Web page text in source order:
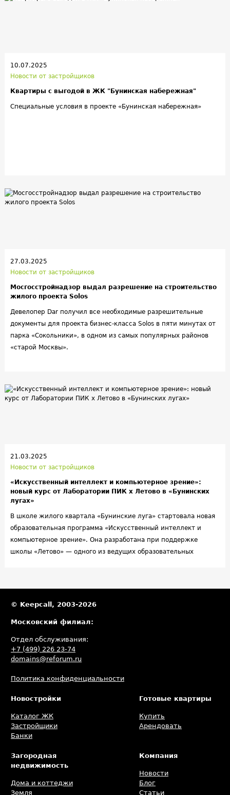
10.07.2025
Новости от застройщиков
Квартиры с выгодой в ЖК "Бунинская набережная"
Специальные условия в проекте «Бунинская набережная»
27.03.2025
Новости от застройщиков
Мосгосстройнадзор выдал разрешение на строительство
жилого проекта Solos
Девелопер Dar получил все необходимые разрешительные
документы для проекта бизнес-класса Solos в пяти минутах от
парка «Сокольники», в одном из самых популярных районов
«старой Москвы».
21.03.2025
Новости от застройщиков
«Искусственный интеллект и компьютерное зрение»:
новый курс от Лаборатории ПИК х Летово в «Бунинских
лугах»
В школе жилого квартала «Бунинские луга» стартовала новая
образовательная программа «Искусственный интеллект и
компьютерное зрение». Она разработана при поддержке
школы «Летово» — одного из ведущих образовательных
и раскроют свой потенциал в мире технологий и инноваций.
© Keepcall, 2003-2026
Московский филиал:
Отдел обслуживания:
+7 (499) 226 23-74
domains@reforum.ru
Политика конфиденциальности
Новостройки
Каталог ЖК
Застройщики
Банки
Готовые квартиры
Купить
Арендовать
Загородная
недвижимость
Дома и коттеджи
Земля
Компания
Новости
Блог
Статьи